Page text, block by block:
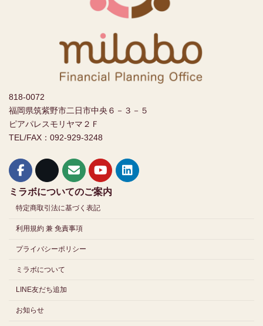
818-0072
福岡県筑紫野市二日市中央６－３－５
ピアパレスモリヤマ２Ｆ
TEL/FAX：092-929-3248
ミラボについてのご案内
特定商取引法に基づく表記
利用規約 兼 免責事項
プライバシーポリシー
ミラボについて
LINE友だち追加
お知らせ